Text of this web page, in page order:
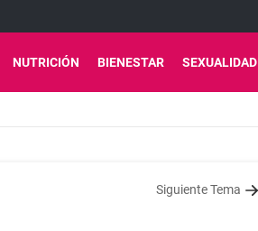
NUTRICIÓN BIENESTAR SEXUALIDAD
Siguiente Tema